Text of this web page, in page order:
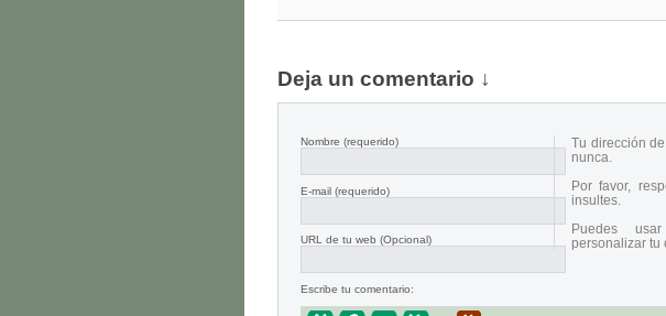
Deja un comentario ↓
Nombre (requerido)
E-mail (requerido)
URL de tu web (Opcional)
Tu dirección de
nunca.
Por favor,
insultes.
Puedes
personalizar tu
Escribe tu comentario: